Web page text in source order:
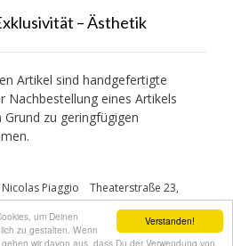
Verstanden!
um Deinen
zu gestalten. Wenn
wir davon aus, dass Du der Verwendung von
– Ästhetik
Artikel sind handgefertigte
Nachbestellung eines Artikels
zu geringfügigen
Piaggio
Theaterstraße 23,
+49 (0)551 54 11 36